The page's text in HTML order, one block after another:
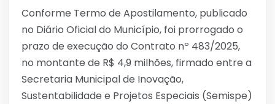
Conforme Termo de Apostilamento, publicado
no Diário Oficial do Município, foi prorrogado o
prazo de execução do Contrato nº 483/2025,
no montante de R$ 4,9 milhões, firmado entre a
Secretaria Municipal de Inovação,
Sustentabilidade e Projetos Especiais (Semispe)